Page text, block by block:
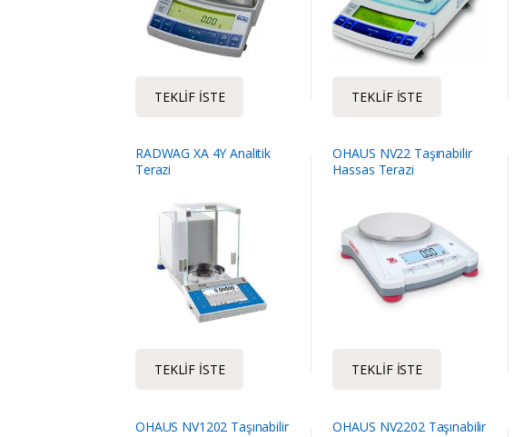
TEKLIF İSTE TEKLIF İSTE
RADWAG XA 4Y Analitik
Terazi
TEKLIF İSTE
OHAUS NV22 Taşınabilir
Hassas Terazi
TEKLIF İSTE
OHAUS NV1202 Taşınabilir
OHAUS NV2202 Taşınabilir